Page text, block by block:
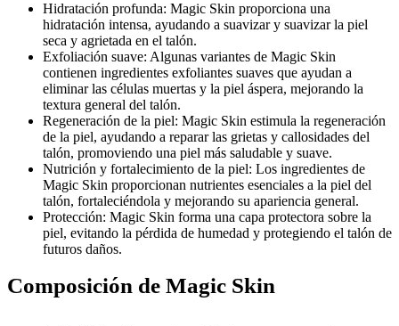
Hidratación profunda: Magic Skin proporciona una
hidratación intensa, ayudando a suavizar y suavizar la piel
seca y agrietada en el talón.
Exfoliación suave: Algunas variantes de Magic Skin
contienen ingredientes exfoliantes suaves que ayudan a
eliminar las células muertas y la piel áspera, mejorando la
textura general del talón.
Regeneración de la piel: Magic Skin estimula la regeneración
de la piel, ayudando a reparar las grietas y callosidades del
talón, promoviendo una piel más saludable y suave.
Nutrición y fortalecimiento de la piel: Los ingredientes de
Magic Skin proporcionan nutrientes esenciales a la piel del
talón, fortaleciéndola y mejorando su apariencia general.
Protección: Magic Skin forma una capa protectora sobre la
piel, evitando la pérdida de humedad y protegiendo el talón de
futuros daños.
Composición de Magic Skin